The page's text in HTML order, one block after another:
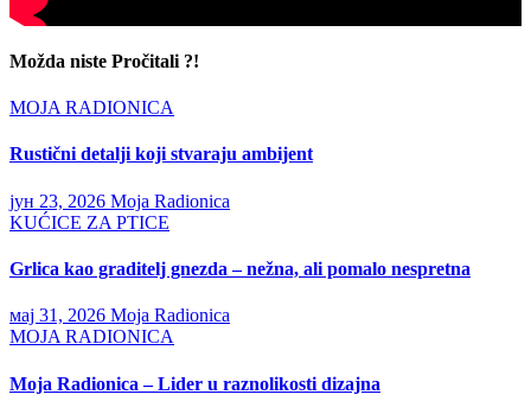
Možda niste Pročitali ?!
MOJA RADIONICA
Rustični detalji koji stvaraju ambijent
јун 23, 2026 Moja Radionica
KUĆICE ZA PTICE
Grlica kao graditelj gnezda – nežna, ali pomalo nespretna
мај 31, 2026 Moja Radionica
MOJA RADIONICA
Moja Radionica – Lider u raznolikosti dizajna